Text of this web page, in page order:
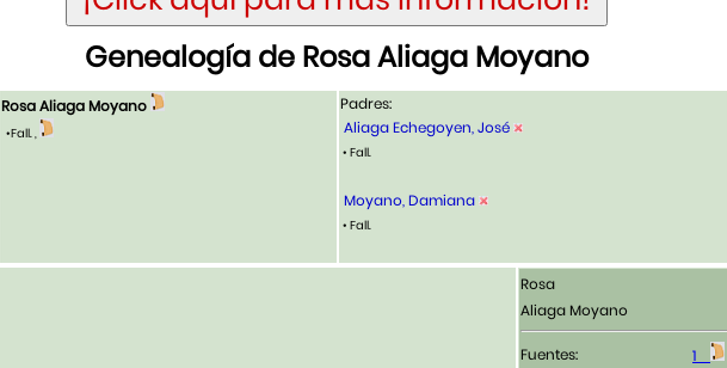
Genealogía de Rosa Aliaga Moyano
Rosa Aliaga Moyano
•Fall. ,
Padres:
Aliaga Echegoyen, José
• Fall.
Moyano, Damiana
• Fall.
Rosa
Aliaga Moyano
Fuentes:
1